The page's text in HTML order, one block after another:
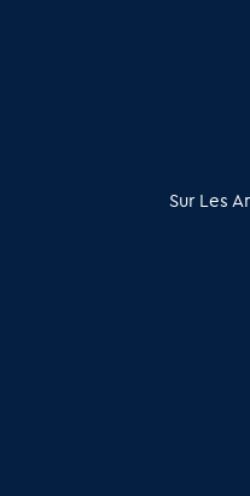
relation qualifiée conçu
Sur Les